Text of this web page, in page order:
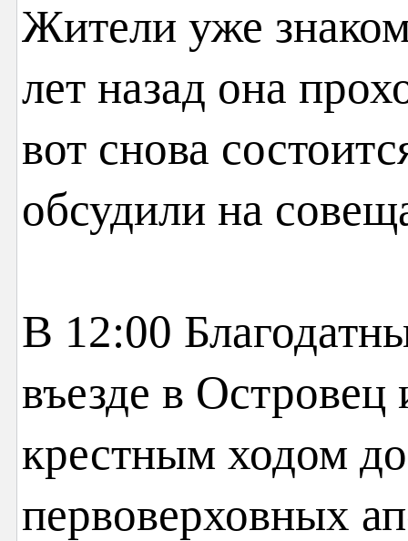
Жители уже
лет назад она
вот снова
обсудили на
В 12:00
въезде в Островец
крестным ходом
первоверховных